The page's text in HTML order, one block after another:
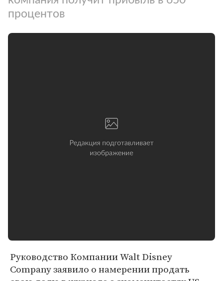
процентов
Руководство Компании Walt Disney
Company заявило о намерении продать